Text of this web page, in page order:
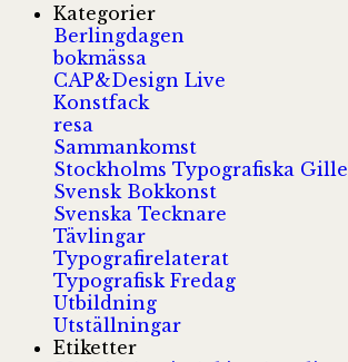
Kategorier
Berlingdagen
bokmässa
CAP&Design Live
Konstfack
resa
Sammankomst
Stockholms Typografiska Gille
Svensk Bokkonst
Svenska Tecknare
Tävlingar
Typografirelaterat
Typografisk Fredag
Utbildning
Utställningar
Etiketter